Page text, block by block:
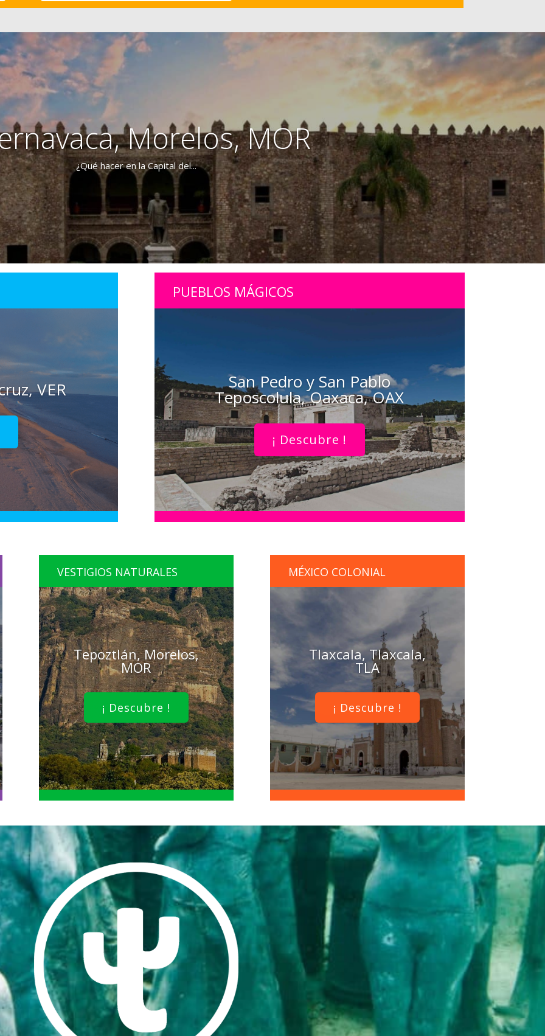
Morelos, MOR
¿Qué hacer en la Capital del...
VER
PUEBLOS MÁGICOS
San Pedro y San Pablo
Teposcolula, Oaxaca, OAX
¡ Descubre !
VESTIGIOS NATURALES
Tepoztlán, Morelos,
MOR
¡ Descubre !
MÉXICO COLONIAL
Tlaxcala, Tlaxcala,
TLA
¡ Descubre !